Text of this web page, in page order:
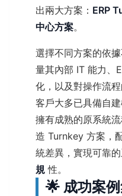
出兩大方案： ERP
中心方案。
選擇不同方案的依
量其內部 IT 能力、
化，以及對操作流
客戶大多已具備自
擁有成熟的原系統
造 Turnkey 方案，
統差異，實現可靠
規 性。
🌟 成功案